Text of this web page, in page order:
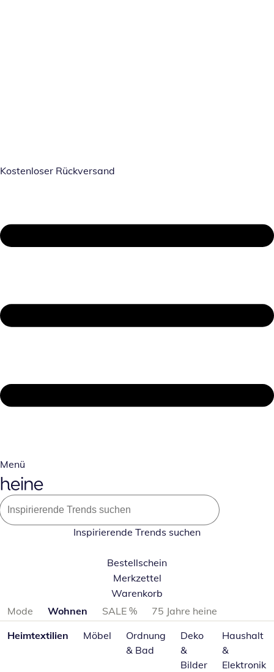
Kostenloser Rückversand
Menü
Inspirierende Trends suchen
Bestellschein
Merkzettel
Warenkorb
Produktkategorien überspringen
Mode Wohnen SALE %
75 Jahre heine
Heimtextilien
Möbel
Ordnung
& Bad
Deko
&
Bilder
Haushalt
&
Elektronik